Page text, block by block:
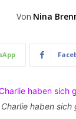
Von Nina
haben